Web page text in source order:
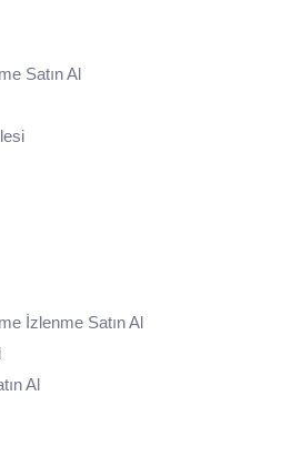
Satın Al
İzlenme Satın Al
Al